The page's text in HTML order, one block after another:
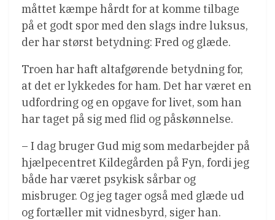
måttet kæmpe hårdt for at komme tilbage
på et godt spor med den slags indre luksus,
der har størst betydning: Fred og glæde.
Troen har haft altafgørende betydning for,
at det er lykkedes for ham. Det har været en
udfordring og en opgave for livet, som han
har taget på sig med flid og påskønnelse.
– I dag bruger Gud mig som medarbejder på
hjælpecentret Kildegården på Fyn, fordi jeg
både har været psykisk sårbar og
misbruger. Og jeg tager også med glæde ud
og fortæller mit vidnesbyrd, siger han.